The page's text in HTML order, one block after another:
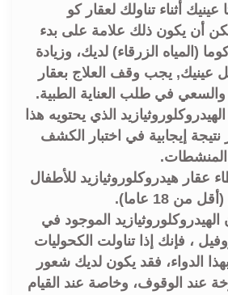
عينيك أثناء تناولك لعقار كو
أن يكون ذلك علامة على بدء
(المياه الزرقاء) لديك، وزيادة
عينيك, يجب وقف العلاج بعقار
والسعي في طلب العناية الطبية.
الذي يحتويه هذا
نتيجة إيجابية في اختبار الكشف
عقار هيدروكلوروثيازيد للأطفال
من 18 عاما).
الموجود في
، فإنك إذا تناولت الكحوليات
بهذا الدواء، فقد يكون لديك شعور
عند الوقوف، وخاصة عند القيام